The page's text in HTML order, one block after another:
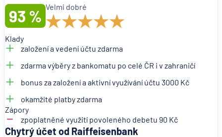
93 % Velmi dobré
Klady
založení a vedení účtu zdarma
zdarma výběry z bankomatu po celé ČR i v zahraničí
bonus za založení a aktivní využívání účtu 3000 Kč
okamžité platby zdarma
Zápory
zpoplatněné využití povoleného debetu 90 Kč
Chytrý účet od Raiffeisenbank